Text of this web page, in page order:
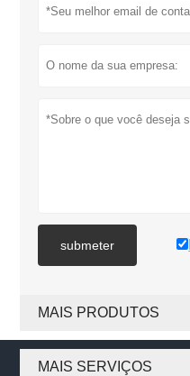
submeter
MAIS PRODUTOS
MAIS SERVIÇOS